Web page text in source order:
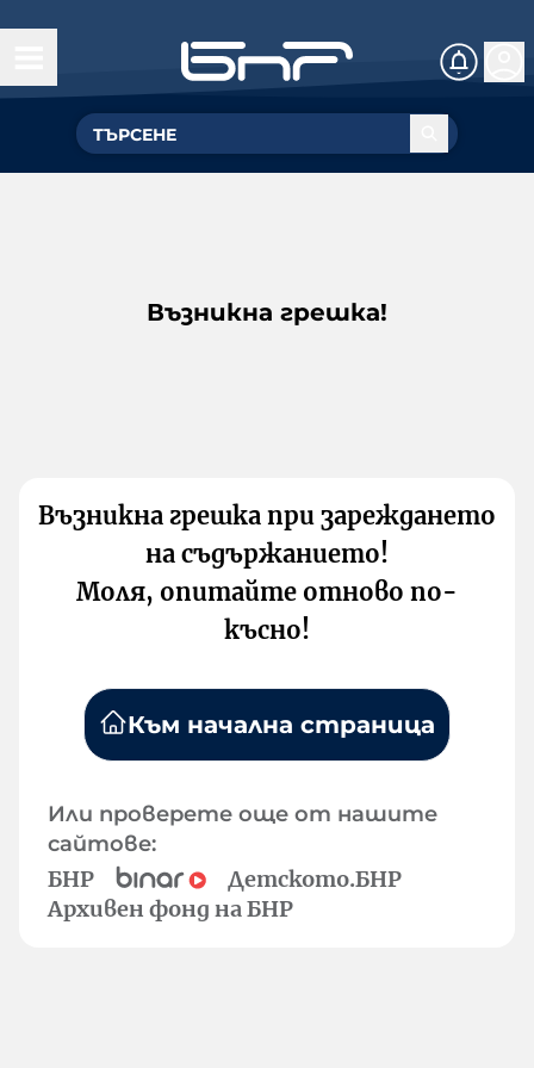
Възникна грешка!
Възникна грешка при зареждането
на съдържанието!
Моля, опитайте отново по-
късно!
Към начална страница
Или проверете още от нашите
сайтове:
БНР
Детското.БНР
Архивен фонд на БНР